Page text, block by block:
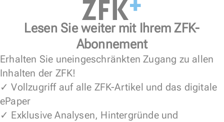
Lesen Sie weiter mit Ihrem ZFK-
Abonnement
Erhalten Sie uneingeschränkten Zugang zu allen
Inhalten der ZFK!
✓ Vollzugriff auf alle ZFK-Artikel und das digitale
ePaper
✓ Exklusive Analysen, Hintergründe und